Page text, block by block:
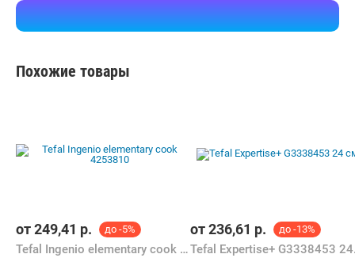
Похожие товары
от249,41 р. до -5%
Tefal Ingenio elementary cook 4253810
от236,61 р. до -13%